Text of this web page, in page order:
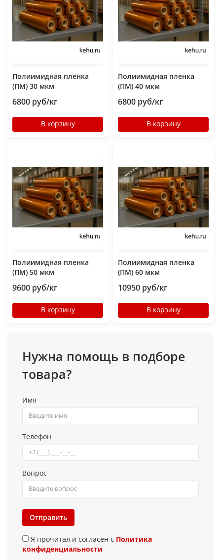
Полиимидная пленка
(ПМ) 30 мкм
6800 руб/кг
В корзину
Полиимидная пленка
(ПМ) 40 мкм
6800 руб/кг
В корзину
Полиимидная пленка
(ПМ) 50 мкм
9600 руб/кг
В корзину
Полиимидная пленка
(ПМ) 60 мкм
10950 руб/кг
В корзину
Нужна помощь в подборе
товара?
Имя
Телефон
Вопрос
Отправить
Я прочитал и согласен с Политика
конфиденциальности